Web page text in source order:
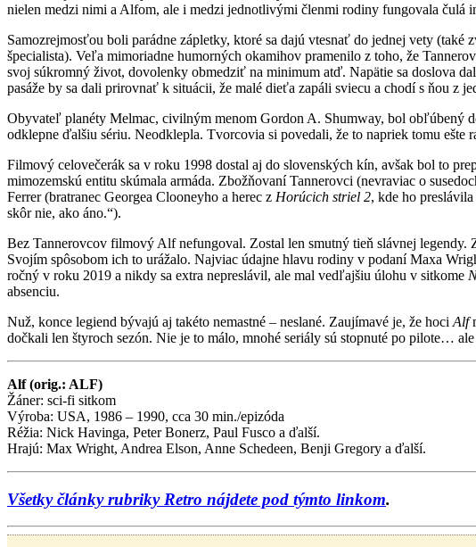
nielen medzi nimi a Alfom, ale i medzi jednotlivými členmi rodiny fungovala čulá
Samozrejmosťou boli parádne zápletky, ktoré sa dajú vtesnať do jednej vety
špecialista). Veľa mimoriadne humorných okamihov pramenilo z toho, že
svoj súkromný život, dovolenky obmedziť na minimum atď. Napätie sa doslova
pasáže by sa dali prirovnať k situácii, že malé dieťa zapáli sviecu a chodí s ňou z
Obyvateľ planéty Melmac, civilným menom Gordon A. Shumway, bol obľúbený
odklepne ďalšiu sériu. Neodklepla. Tvorcovia si povedali, že to napriek tomu
Filmový celovečerák sa v roku 1998 dostal aj do slovenských kín, avšak bol to
mimozemskú entitu skúmala armáda. Zbožňovaní Tannerovci (nevraviac o
Ferrer (bratranec Georgea Clooneyho a herec z Horúcich striel 2, kde ho
skôr nie, ako áno.“).
Bez Tannerovcov filmový Alf nefungoval. Zostal len smutný tieň slávnej
Svojím spôsobom ich to urážalo. Najviac údajne hlavu rodiny v podaní Maxa
ročný v roku 2019 a nikdy sa extra nepreslávil, ale mal vedľajšiu úlohu v sitkome
absenciu.
Nuž, konce legiend bývajú aj takéto nemastné – neslané. Zaujímavé je, že hoci Alf
dočkali len štyroch sezón. Nie je to málo, mnohé seriály sú stopnuté po pilote…
Alf (orig.: ALF)
Žáner: sci-fi sitkom
Výroba: USA, 1986 – 1990, cca 30 min./epizóda
Réžia: Nick Havinga, Peter Bonerz, Paul Fusco a ďalší.
Hrajú: Max Wright, Andrea Elson, Anne Schedeen, Benji Gregory a ďalší.
Všetky články rubriky Retro nájdete pod týmto linkom.